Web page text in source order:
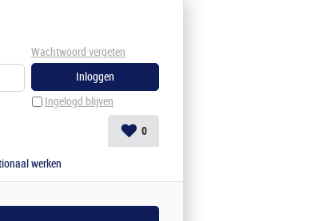
Ingelogd blijven
Wachtwoord vergeten
0
werken